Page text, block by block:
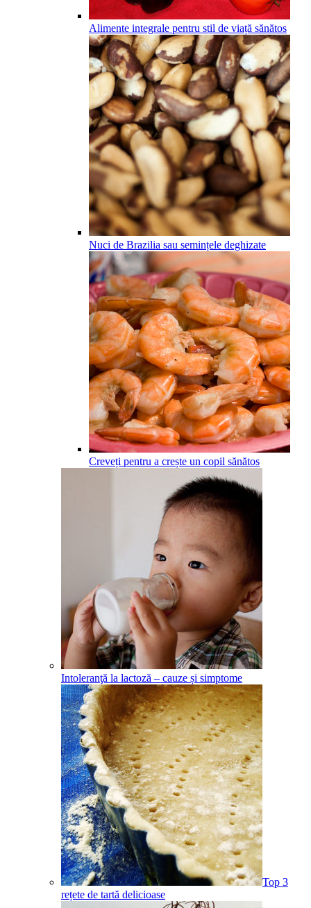
Alimente integrale pentru stil de viață sănătos
Nuci de Brazilia sau semințele deghizate
Creveți pentru a crește un copil sănătos
Intoleranţă la lactoză – cauze și simptome
Top 3
rețete de tartă delicioase